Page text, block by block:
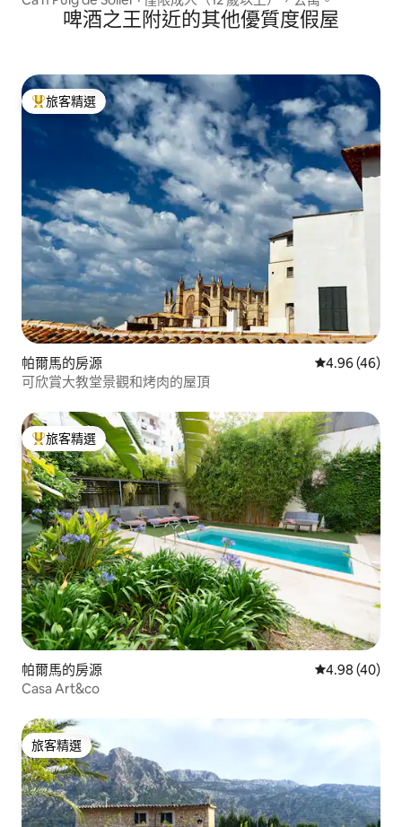
啤酒之王附近的其他優質度假屋
旅客精選榜首
旅客精選
帕爾馬的房源 從 46 則評價
4.96 (46)
可欣賞大教堂景觀和烤肉的屋頂
旅客精選榜首
旅客精選
帕爾馬的房源 從 40 則評價
4.98 (40)
Casa Art&co
旅客精選
旅客精選